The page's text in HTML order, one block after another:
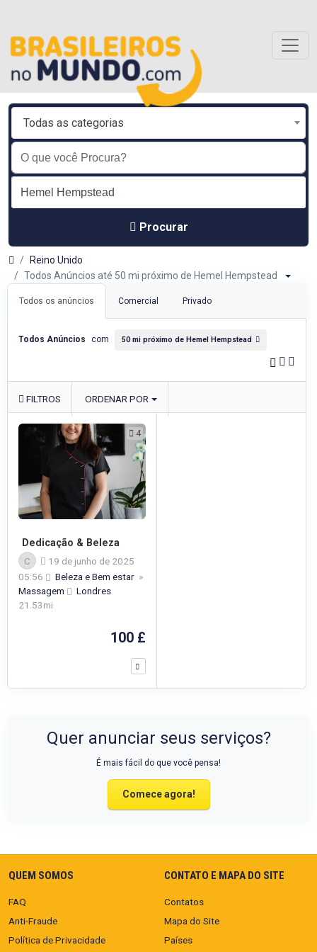
Todas as categorias
Procurar
Reino Unido
Todos Anúncios até 50 mi próximo de Hemel Hempstead
Todos os anúncios Comercial Privado
Todos Anúncios com 50 mi próximo de Hemel Hempstead
FILTROS ORDENAR POR
4
Dedicação & Beleza
C
19 de junho de 2025
05:56
Beleza e Bem estar »
Massagem
Londres
21.53mi
100 £
Quer anunciar seus serviços?
É mais fácil do que você pensa!
Comece agora!
QUEM SOMOS
FAQ
Anti-Fraude
Política de Privacidade
CONTATO E MAPA DO SITE
Contatos
Mapa do Site
Países